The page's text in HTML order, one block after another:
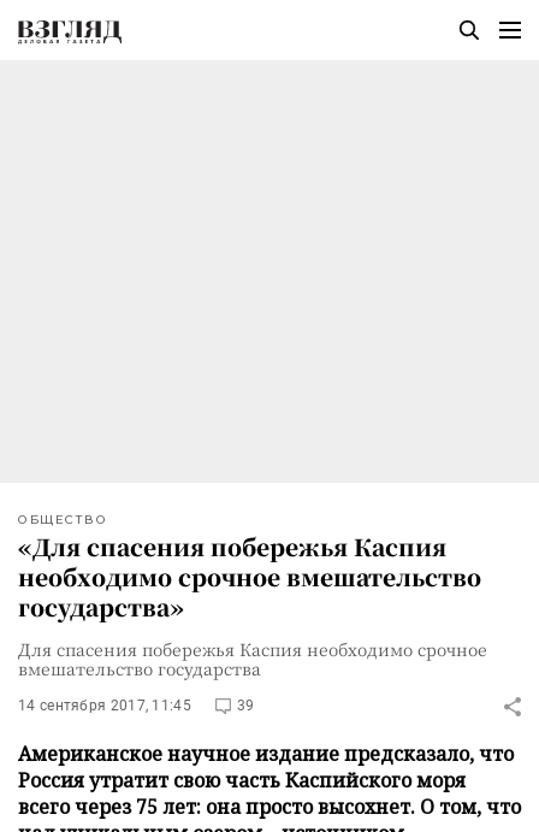
ОБЩЕСТВО
«Для спасения побережья Каспия
необходимо срочное вмешательство
государства»
Для спасения побережья Каспия необходимо срочное
вмешательство государства
14 сентября 2017, 11:45 39
Американское научное издание предсказало, что
Россия утратит свою часть Каспийского моря
всего через 75 лет: она просто высохнет. О том, что